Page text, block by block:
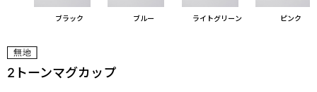
ブラック ブルー ライトグリーン ピンク
2トーンマグカップ